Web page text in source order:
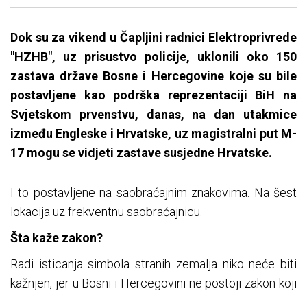
Dok su za vikend u Čapljini radnici Elektroprivrede
"HZHB", uz prisustvo policije, uklonili oko 150
zastava države Bosne i Hercegovine koje su bile
postavljene kao podrška reprezentaciji BiH na
Svjetskom prvenstvu, danas, na dan utakmice
između Engleske i Hrvatske, uz magistralni put M-
17 mogu se vidjeti zastave susjedne Hrvatske.
I to postavljene na saobraćajnim znakovima. Na šest
lokacija uz frekventnu saobraćajnicu.
Šta kaže zakon?
Radi isticanja simbola stranih zemalja niko neće biti
kažnjen, jer u Bosni i Hercegovini ne postoji zakon koji